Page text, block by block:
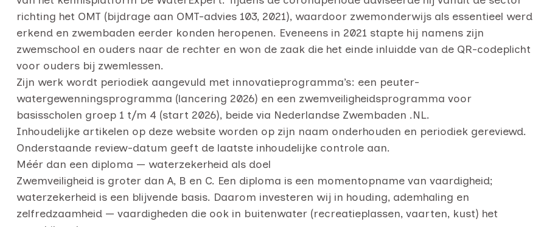
richting het OMT (bijdrage aan OMT-advies 103, 2021), waardoor zwemonderwijs als essentieel werd
erkend en zwembaden eerder konden heropenen. Eveneens in 2021 stapte hij namens zijn
zwemschool en ouders naar de rechter en won de zaak die het einde inluidde van de QR-codeplicht
voor ouders bij zwemlessen.
Zijn werk wordt periodiek aangevuld met innovatieprogramma’s: een peuter-
watergewenningsprogramma (lancering 2026) en een zwemveiligheidsprogramma voor
basisscholen groep 1 t/m 4 (start 2026), beide via Nederlandse Zwembaden .NL.
Inhoudelijke artikelen op deze website worden op zijn naam onderhouden en periodiek gereviewd.
Onderstaande review-datum geeft de laatste inhoudelijke controle aan.
Méér dan een diploma — waterzekerheid als doel
Zwemveiligheid is groter dan A, B en C. Een diploma is een momentopname van vaardigheid;
waterzekerheid is een blijvende basis. Daarom investeren wij in houding, ademhaling en
zelfredzaamheid — vaardigheden die ook in buitenwater (recreatieplassen, vaarten, kust) het